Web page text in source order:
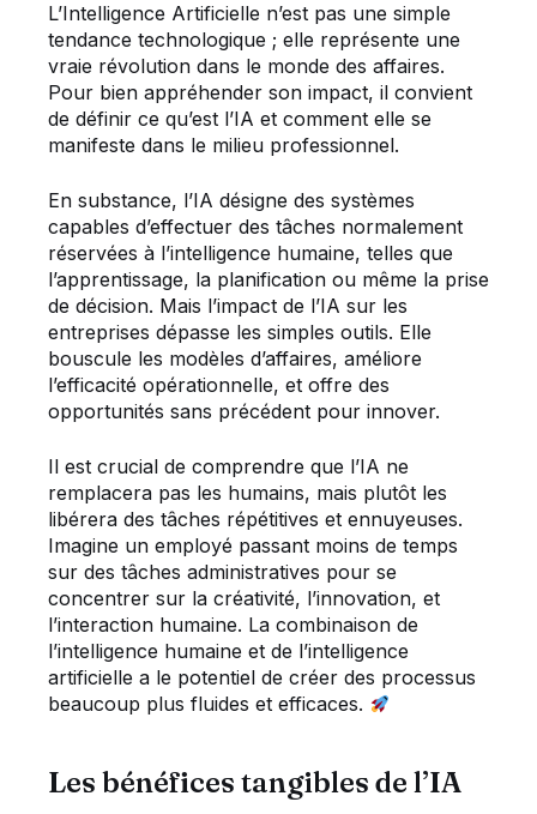
L’Intelligence Artificielle n’est pas une simple
tendance technologique ; elle représente une
vraie révolution dans le monde des affaires.
Pour bien appréhender son impact, il convient
de définir ce qu’est l’IA et comment elle se
manifeste dans le milieu professionnel.
En substance, l’IA désigne des systèmes
capables d’effectuer des tâches normalement
réservées à l’intelligence humaine, telles que
l’apprentissage, la planification ou même la prise
de décision. Mais l’impact de l’IA sur les
entreprises dépasse les simples outils. Elle
bouscule les modèles d’affaires, améliore
l’efficacité opérationnelle, et offre des
opportunités sans précédent pour innover.
Il est crucial de comprendre que l’IA ne
remplacera pas les humains, mais plutôt les
libérera des tâches répétitives et ennuyeuses.
Imagine un employé passant moins de temps
sur des tâches administratives pour se
concentrer sur la créativité, l’innovation, et
l’interaction humaine. La combinaison de
l’intelligence humaine et de l’intelligence
artificielle a le potentiel de créer des processus
beaucoup plus fluides et efficaces.
Les bénéfices tangibles de l’IA